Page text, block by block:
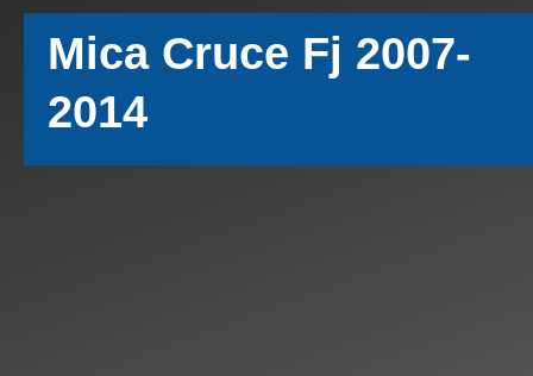
Mica Cruce Fj 2007-
2014